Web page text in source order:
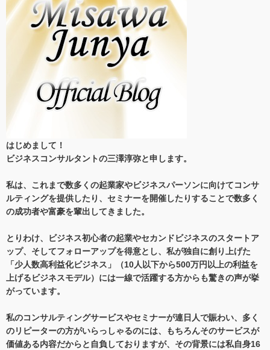
はじめまして！
ビジネスコンサルタントの三澤淳弥と申します。
私は、これまで数多くの起業家やビジネスパーソンに向けてコンサ
ルティングを提供したり、セミナーを開催したりすることで数多く
の成功者や富豪を輩出してきました。
とりわけ、ビジネス初心者の起業やセカンドビジネスのスタートア
ップ、そしてフォローアップを得意とし、私が独自に創り上げた
「少人数高利益化ビジネス」（10人以下から500万円以上の利益を
上げるビジネスモデル）には一線で活躍する方からも驚きの声が挙
がっています。
私のコンサルティングサービスやセミナーが連日人で賑わい、多く
のリピーターの方がいらっしゃるのには、もちろんそのサービスが
価値ある内容だからと自負しておりますが、その背景には私自身16